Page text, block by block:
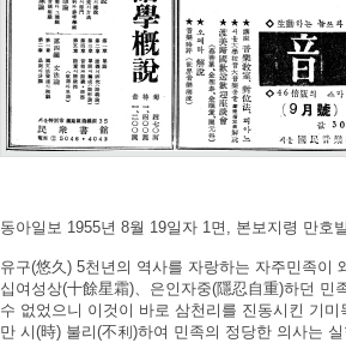
동아일보 1955년 8월 19일자 1면, 본보지령 만호
유구(悠久) 5천년의 역사를 자랑하는 자주민족이
십여성상(十餘星霜)、은인자중(隱忍自重)하던
수 없었으니 이것이 바로 삼천리를 진동시킨 기
만 시(時) 불리(不利)하여 민족의 정당한 의사는